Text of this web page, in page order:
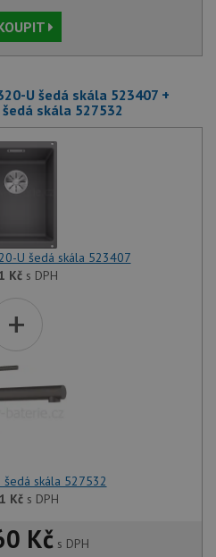
U šedá skála 523407 +
šedá skála 527532
U šedá skála 523407
Kč s DPH
+
šedá skála 527532
Kčs DPH
Kč s DPH